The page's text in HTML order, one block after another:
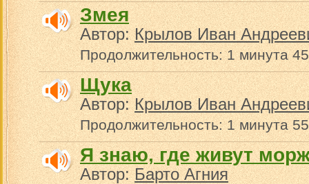
Змея
Автор:Крылов Иван
Продолжительность: 1 минута
Щука
Автор:Крылов Иван
Продолжительность: 1 минута
Я знаю, где живут
Автор:Барто Агния